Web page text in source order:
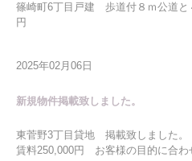
篠崎町6丁目戸建 歩道付８ｍ公道
円
2025年02月06日
新規物件掲載致しました。
東菅野3丁目貸地 掲載致しました。
賃料250,000円 お客様の目的に合わ